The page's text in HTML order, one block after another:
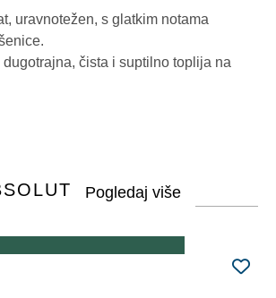
uravnotežen, s glatkim notama
dugotrajna, čista i suptilno toplija na